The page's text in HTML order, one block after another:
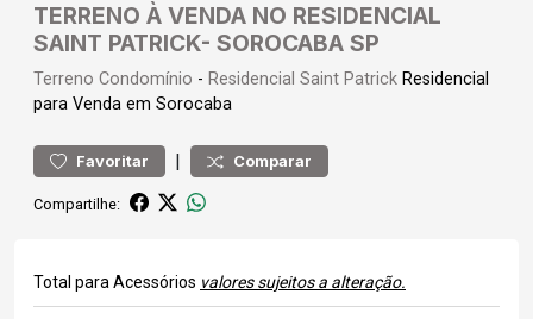
TERRENO À VENDA NO RESIDENCIAL
SAINT PATRICK- SOROCABA SP
Terreno Condomínio - Residencial Saint Patrick Residencial
para Venda em Sorocaba
Favoritar | Comparar
Compartilhe:
Total para Acessórios valores sujeitos a alteração.